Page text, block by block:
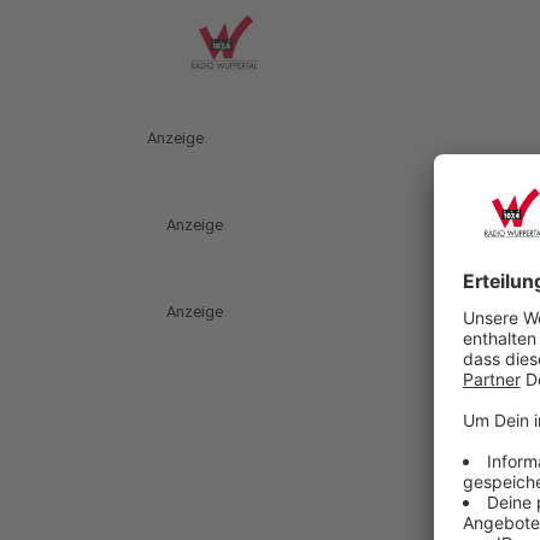
Anzeige
Anzeige
Anzeige